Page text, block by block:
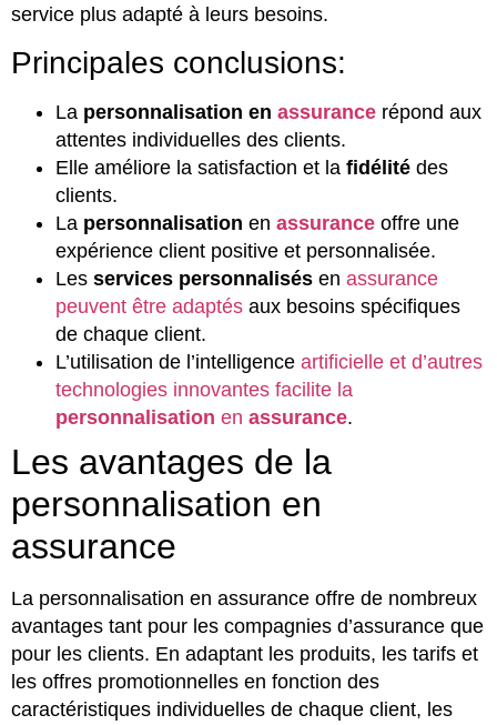
service plus adapté à leurs besoins.
Principales conclusions:
La personnalisation en assurance répond aux
attentes individuelles des clients.
Elle améliore la satisfaction et la fidélité des
clients.
La personnalisation en assurance offre une
expérience client positive et personnalisée.
Les services personnalisés en assurance
peuvent être adaptés aux besoins spécifiques
de chaque client.
L’utilisation de l’intelligence artificielle et d’autres
technologies innovantes facilite la
personnalisation en assurance.
Les avantages de la
personnalisation en
assurance
La personnalisation en assurance offre de nombreux
avantages tant pour les compagnies d’assurance que
pour les clients. En adaptant les produits, les tarifs et
les offres promotionnelles en fonction des
caractéristiques individuelles de chaque client, les